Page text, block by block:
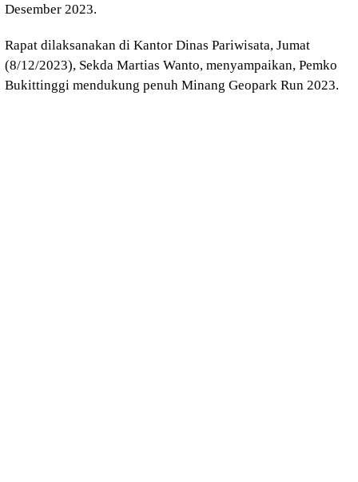
Desember 2023.
Rapat dilaksanakan di Kantor Dinas Pariwisata, Jumat
(8/12/2023), Sekda Martias Wanto, menyampaikan, Pemko
Bukittinggi mendukung penuh Minang Geopark Run 2023.